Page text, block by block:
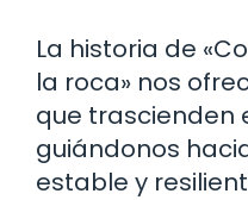
La historia de
la roca» nos
que trascienden
guiándonos
estable y